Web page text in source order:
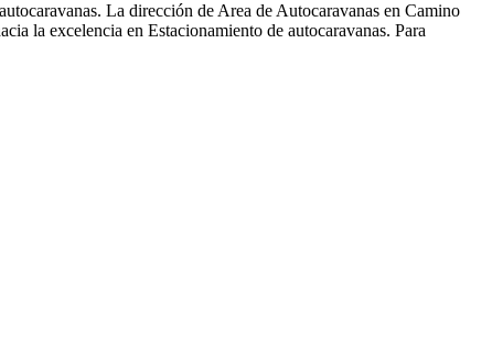
La dirección de Area de Autocaravanas en Camino
la excelencia en Estacionamiento de autocaravanas. Para